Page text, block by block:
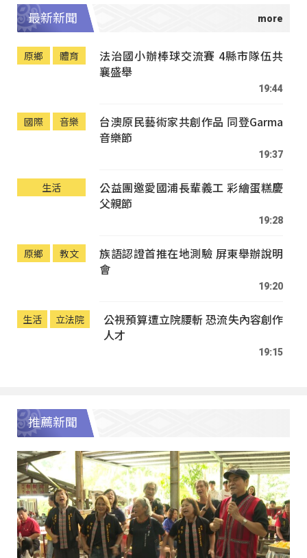
最新新聞
原鄉 體育
法治國小辦棒球交流賽 4縣市隊伍共
襄盛舉
19:44
國際 音樂
台澳原民藝術家共創作品 同登Garma
音樂節
19:37
生活
公益團邀愛國浦長輩義工 彩繪蛋糕慶
父親節
19:28
原鄉 教文
族語認證首推在地測驗 屏東舉辦說明
會
19:20
生活 立法院
公視預算遭立院腰斬 恐流失內容創作
人才
19:15
推薦新聞